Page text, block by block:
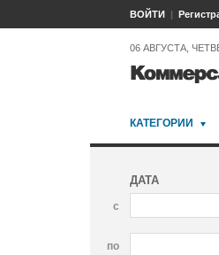
ВОЙТИ
06 АВГУСТА,
КАТЕГОРИИ
ДАТА
с
по